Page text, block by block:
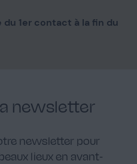
1er contact à la fin du
newsletter
newsletter pour
lieux en avant-